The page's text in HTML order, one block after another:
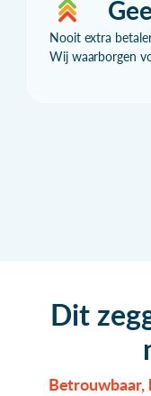
Nooit extra
Wij waarborgen
Dit
Betrouwbaar,